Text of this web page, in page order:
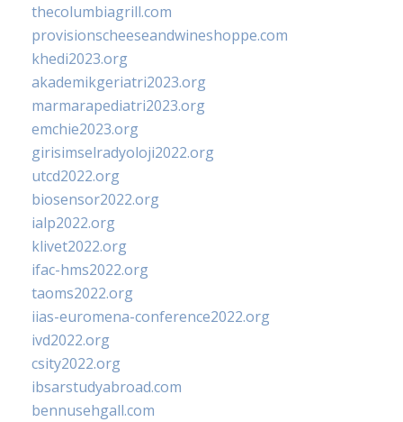
thecolumbiagrill.com
provisionscheeseandwineshoppe.com
khedi2023.org
akademikgeriatri2023.org
marmarapediatri2023.org
emchie2023.org
girisimselradyoloji2022.org
utcd2022.org
biosensor2022.org
ialp2022.org
klivet2022.org
ifac-hms2022.org
taoms2022.org
iias-euromena-conference2022.org
ivd2022.org
csity2022.org
ibsarstudyabroad.com
bennusehgall.com